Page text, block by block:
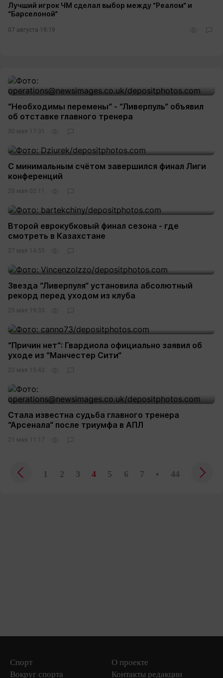
Лучший игрок ЧМ сделал выбор между “Реалом“ и
“Барселоной“
07 августа 19:19
“Необходимы перемены“ - “Ливерпуль“ объявил
об отставке главного тренера
30 мая 17:31
С минимальным счётом завершился финал Лиги
конференций
28 мая 02:11
Второй еврокубковый финал сезона - где
смотреть в Казахстане
27 мая 14:55
Звезда “Ливерпуля“ установила абсолютный
рекорд перед уходом из клуба
25 мая 19:33
“Причин нет“: Гвардиола официально заявил об
уходе из “Манчестер Сити“
22 мая 15:43
Стала известна судьба главного тренера
“Арсенала“ после триумфа в АПЛ
21 мая 11:17
1 2 3 4 5 6 7 • 44
Спорт
Вокруг спорта
О проекте
Контакты редакции